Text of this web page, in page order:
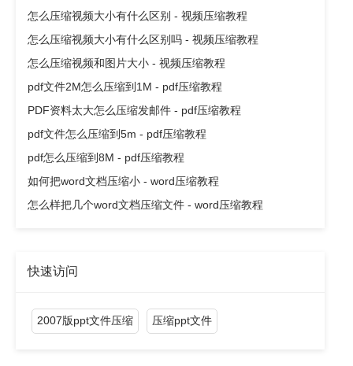
怎么压缩视频大小有什么区别 - 视频压缩教程
怎么压缩视频大小有什么区别吗 - 视频压缩教程
怎么压缩视频和图片大小 - 视频压缩教程
pdf文件2M怎么压缩到1M - pdf压缩教程
PDF资料太大怎么压缩发邮件 - pdf压缩教程
pdf文件怎么压缩到5m - pdf压缩教程
pdf怎么压缩到8M - pdf压缩教程
如何把word文档压缩小 - word压缩教程
怎么样把几个word文档压缩文件 - word压缩教程
快速访问
2007版ppt文件压缩 压缩ppt文件